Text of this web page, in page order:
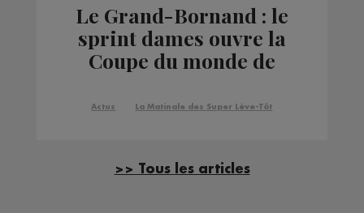
Le Grand-Bornand : le
sprint dames ouvre la
Coupe du monde de
Actus La Matinale des Super Lève-Tôt
>> Tous les articles